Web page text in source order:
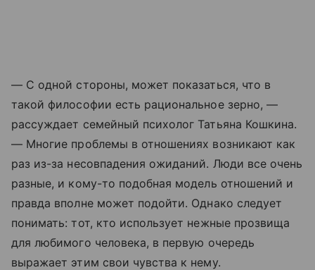
— С одной стороны, может показаться, что в
такой философии есть рациональное зерно, —
рассуждает семейный психолог Татьяна Кошкина.
— Многие проблемы в отношениях возникают как
раз из-за несовпадения ожиданий. Люди все очень
разные, и кому-то подобная модель отношений и
правда вполне может подойти. Однако следует
понимать: тот, кто использует нежные прозвища
для любимого человека, в первую очередь
выражает этим свои чувства к нему.